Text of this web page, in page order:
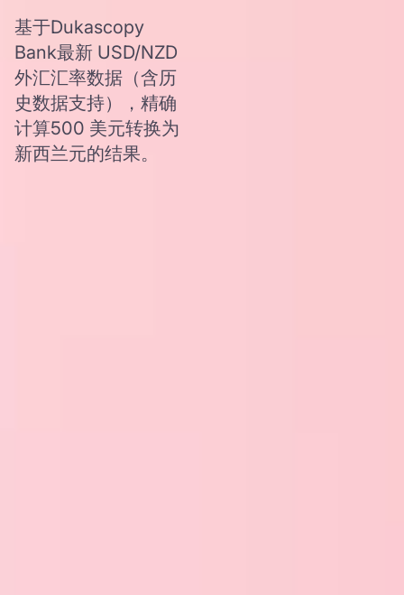
基于Dukascopy
Bank最新 USD/NZD
外汇汇率数据（含历
史数据支持），精确
计算500 美元转换为
新西兰元的结果。